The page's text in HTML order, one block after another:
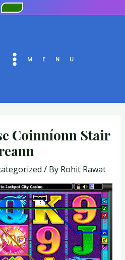
MENU
Coinníonn Stair
/ By Rohit Rawat